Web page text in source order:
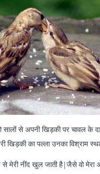
से अपनी खिड़की पर चावल के
खिड़की का पल्ला उनका विश्राम
मेरी नींद खुल जाती है|जैसे वो